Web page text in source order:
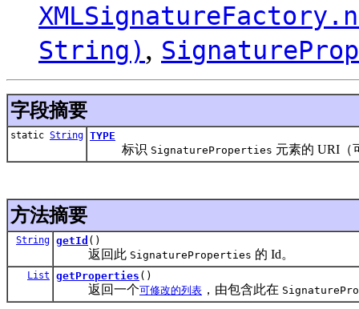
String) ,
字段摘要
static String TYPE
标识 SignatureProperties 元素的 URI（
方法摘要
String getId ()
返回此 SignatureProperties 的 Id。
List getProperties ()
返回一个可修改的列表 ，由包含此在